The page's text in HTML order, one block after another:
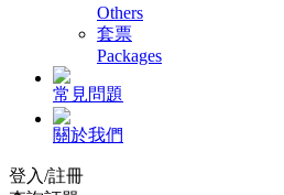
Others
套票
Packages
常見問題
關於我們
登入/註冊